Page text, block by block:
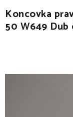
Koncovka
50 W649